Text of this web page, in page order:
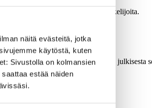
näitä evästeitä, jotka
käytöstä, kuten
Sivustolla on kolmansien
estää näiden
yliopiston journalismin opiskelijoita.
Suomessa, yksityisestä ja julkisesta